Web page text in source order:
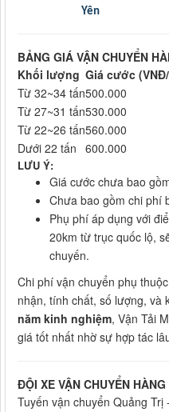
Yên
BẢNG GIÁ VẬN CHUYỂN
Khối lượng Giá cước
Từ 32~34 tấn500.000
Từ 27~31 tấn530.000
Từ 22~26 tấn560.000
Dưới 22 tấn 600.000
LƯU Ý:
Giá cước chưa bao
Chưa bao gồm chi phí
Phụ phí áp dụng với
20km từ trục quốc lộ,
chuyến.
Chi phí vận chuyển phụ
nhận, tính chất, số lượng, và
năm kinh nghiệm, Vận Tải
giá tốt nhất nhờ sự hợp tác
ĐỘI XE VẬN CHUYỂN
Tuyến vận chuyển Quảng